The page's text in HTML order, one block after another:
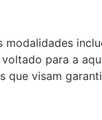
para a
visam